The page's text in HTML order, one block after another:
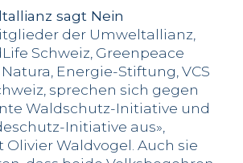
sagt Nein
der Umweltallianz,
Schweiz, Greenpeace
Energie-Stiftung, VCS
sprechen sich gegen
Waldschutz-Initiative und
Initiative aus»,
Waldvogel. Auch sie